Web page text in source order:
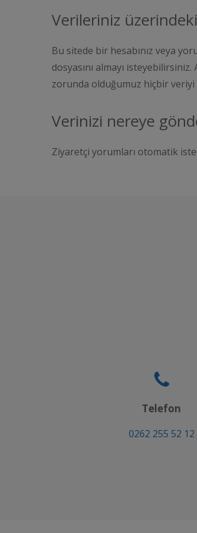
Verileriniz
Bu sitede bir hesabınız veya
dosyasını almayı
zorunda olduğumuz hiçbir veriyi
Verinizi nereye
Ziyaretçi yorumları otomatik
Telefon
0262 255 52 12